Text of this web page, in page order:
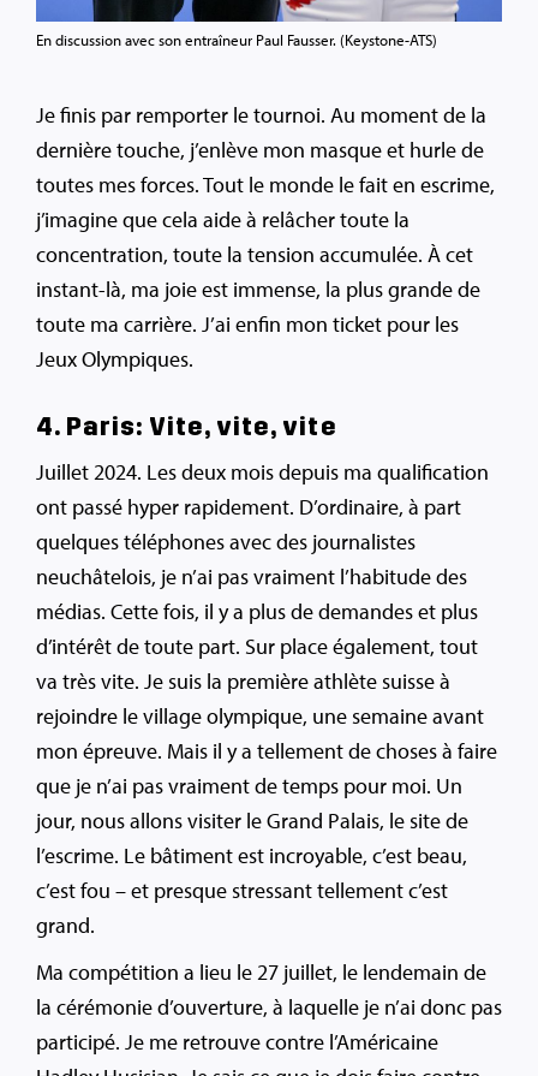
En discussion avec son entraîneur Paul Fausser. (Keystone-ATS)
Je finis par remporter le tournoi. Au moment de la
dernière touche, j’enlève mon masque et hurle de
toutes mes forces. Tout le monde le fait en escrime,
j’imagine que cela aide à relâcher toute la
concentration, toute la tension accumulée. À cet
instant-là, ma joie est immense, la plus grande de
toute ma carrière. J’ai enfin mon ticket pour les
Jeux Olympiques.
4. Paris: Vite, vite, vite
Juillet 2024. Les deux mois depuis ma qualification
ont passé hyper rapidement. D’ordinaire, à part
quelques téléphones avec des journalistes
neuchâtelois, je n’ai pas vraiment l’habitude des
médias. Cette fois, il y a plus de demandes et plus
d’intérêt de toute part. Sur place également, tout
va très vite. Je suis la première athlète suisse à
rejoindre le village olympique, une semaine avant
mon épreuve. Mais il y a tellement de choses à faire
que je n’ai pas vraiment de temps pour moi. Un
jour, nous allons visiter le Grand Palais, le site de
l’escrime. Le bâtiment est incroyable, c’est beau,
c’est fou – et presque stressant tellement c’est
grand.
Ma compétition a lieu le 27 juillet, le lendemain de
la cérémonie d’ouverture, à laquelle je n’ai donc pas
participé. Je me retrouve contre l’Américaine